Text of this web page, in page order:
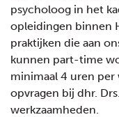
psycholoog in het
opleidingen binnen
praktijken die aan
kunnen part-time
minimaal 4 uren
opvragen bij dhr.
werkzaamheden.